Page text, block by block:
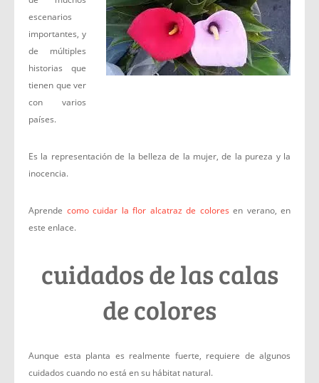
escenarios
importantes, y
de múltiples
historias que
tienen que ver
con varios
países.
Es la representación de la belleza de la mujer, de la pureza y la
inocencia.
Aprende como cuidar la flor alcatraz de colores en verano, en
este enlace.
cuidados de las calas
de colores
Aunque esta planta es realmente fuerte, requiere de algunos
cuidados cuando no está en su hábitat natural.